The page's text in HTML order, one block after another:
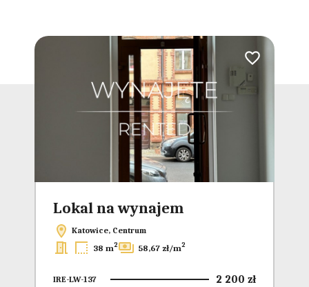
Dodaj do
Lokal na wynajem
Katowice, Centrum
38 m2 58,67 zł/m2
IRE-LW-137 2 200 zł